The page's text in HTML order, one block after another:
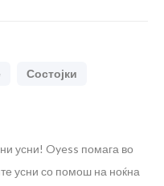
Состојки
усни! Oyess помага во
усни со помош на ноќна